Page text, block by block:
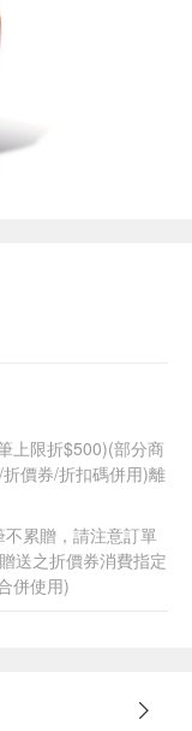
上限折$500)(部分商
價券/折扣碼併用)離
累贈，請注意訂單
送之折價券消費指定
併使用)